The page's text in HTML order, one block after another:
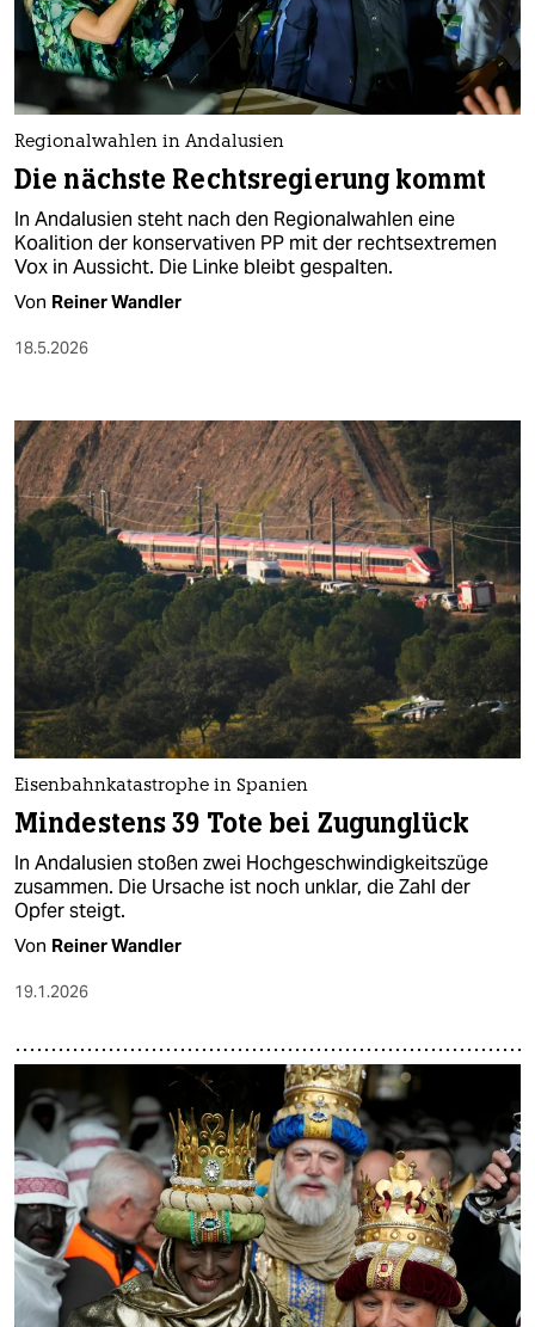
Regionalwahlen in Andalusien
Die nächste Rechtsregierung kommt
In Andalusien steht nach den Regionalwahlen eine
Koalition der konservativen PP mit der rechtsextremen
Vox in Aussicht. Die Linke bleibt gespalten.
Von Reiner Wandler
18.5.2026
Eisenbahnkatastrophe in Spanien
Mindestens 39 Tote bei Zugunglück
In Andalusien stoßen zwei Hochgeschwindigkeitszüge
zusammen. Die Ursache ist noch unklar, die Zahl der
Opfer steigt.
Von Reiner Wandler
19.1.2026